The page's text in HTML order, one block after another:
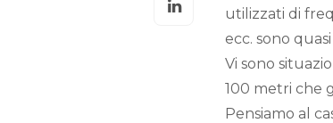
utilizzati di
ecc. sono
Vi sono
100 metri che
Pensiamo al